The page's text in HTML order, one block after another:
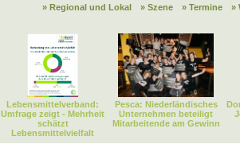
» Regional und Lokal
» Szene » Termine »
Lebensmittelverband:
Umfrage zeigt - Mehrheit
schätzt
Lebensmittelvielfalt
Pesca: Niederländisches
Unternehmen beteiligt
Mitarbeitende am Gewinn